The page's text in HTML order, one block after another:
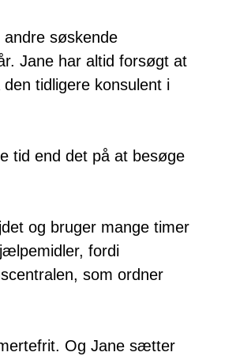
søskende
Jane har altid forsøgt at
tidligere konsulent i
tid end det på at besøge
og bruger mange timer
fordi
som ordner
Og Jane sætter